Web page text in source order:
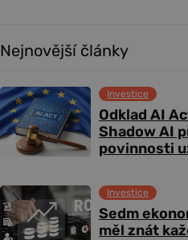
Nejnovější články
Odklad AI
Shadow AI
povinnosti
Investice
Sedm
měl znát
Investice